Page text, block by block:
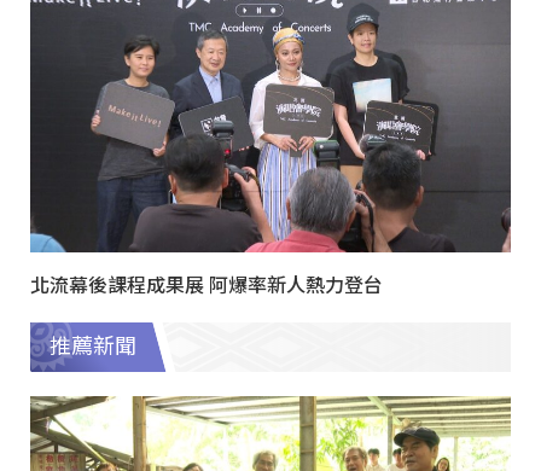
北流幕後課程成果展 阿爆率新人熱力登台
推薦新聞